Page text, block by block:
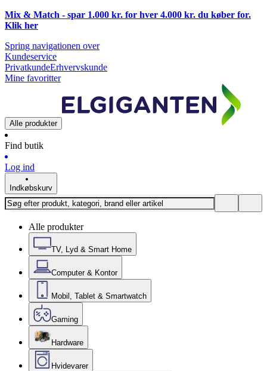
Mix & Match - spar 1.000 kr. for hver 4.000 kr. du køber for.
Klik her
Spring navigationen over
Kundeservice
PrivatkundeErhvervskunde
Mine favoritter
Alle produkter
Find butik
Log ind
Indkøbskurv
Alle produkter
TV, Lyd & Smart Home
Computer & Kontor
Mobil, Tablet & Smartwatch
Gaming
Hardware
Hvidevarer